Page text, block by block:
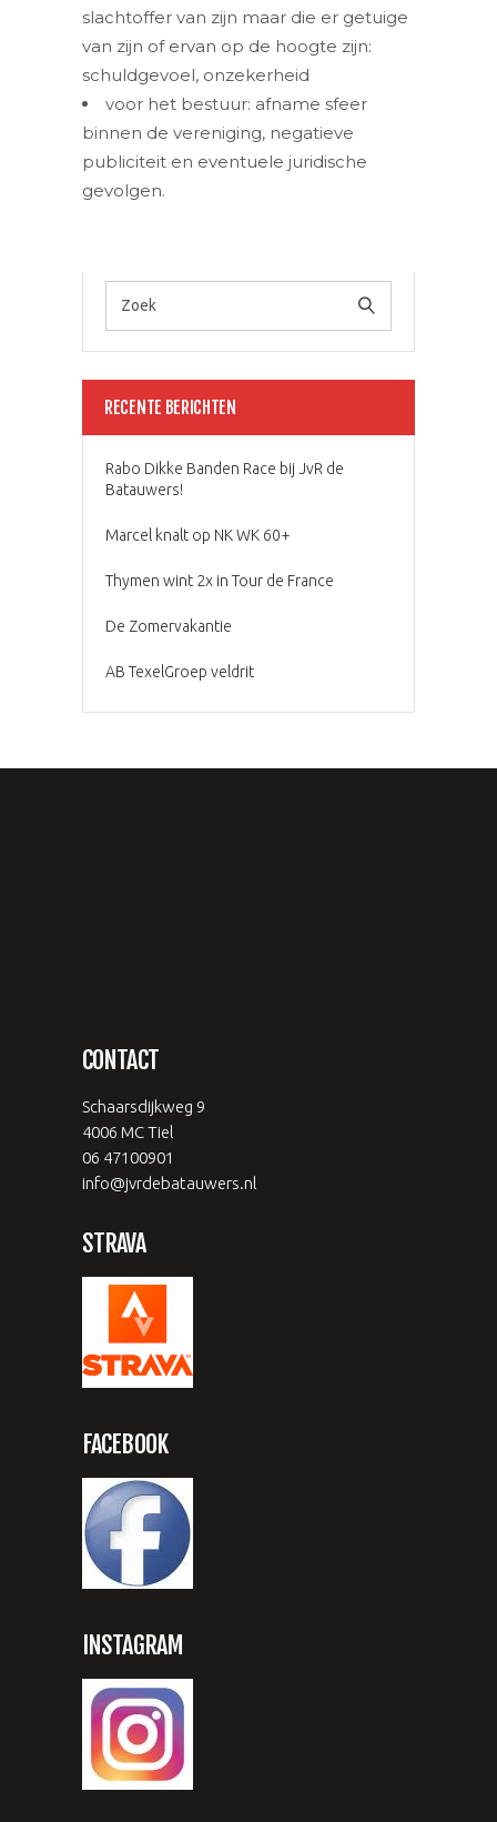
slachtoffer van zijn maar die er getuige
van zijn of ervan op de hoogte zijn:
schuldgevoel, onzekerheid
voor het bestuur: afname sfeer
binnen de vereniging, negatieve
publiciteit en eventuele juridische
gevolgen.
RECENTE BERICHTEN
Rabo Dikke Banden Race bij JvR de
Batauwers!
Marcel knalt op NK WK 60+
Thymen wint 2x in Tour de France
De Zomervakantie
AB TexelGroep veldrit
CONTACT
Schaarsdijkweg 9
4006 MC Tiel
06 47100901
info@jvrdebatauwers.nl
STRAVA
FACEBOOK
INSTAGRAM